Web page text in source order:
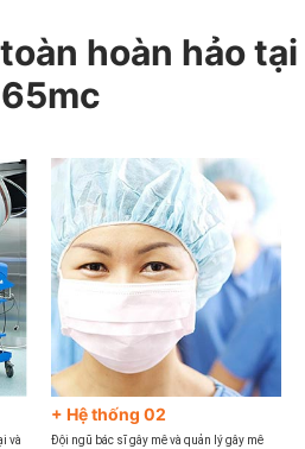
hoàn hảo tại
và
+ Hệ thống 02
Đội ngũ bác sĩ gây mê và quản lý gây mê